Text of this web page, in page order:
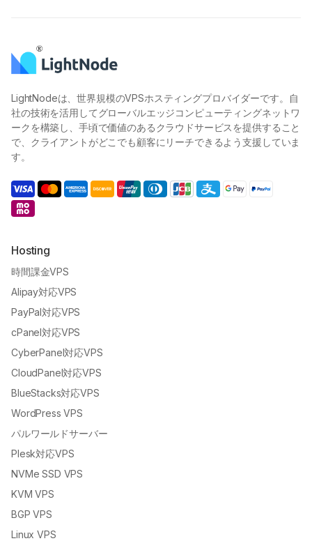
LightNodeは、世界規模のVPSホスティングプロバイダーです。自
社の技術を活用してグローバルエッジコンピューティングネットワ
ークを構築し、手頃で価値のあるクラウドサービスを提供すること
で、クライアントがどこでも顧客にリーチできるよう支援していま
す。
Hosting
時間課金VPS
Alipay対応VPS
PayPal対応VPS
cPanel対応VPS
CyberPanel対応VPS
CloudPanel対応VPS
BlueStacks対応VPS
WordPress VPS
パルワールドサーバー
Plesk対応VPS
NVMe SSD VPS
KVM VPS
BGP VPS
Linux VPS